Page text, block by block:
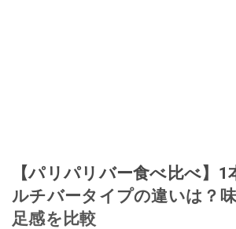
【パリパリバー食べ比べ】
ルチバータイプの違いは？
足感を比較